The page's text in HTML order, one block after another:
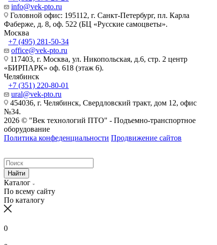
info@vek-pto.ru
Головной офис: 195112, г. Санкт-Петербург, пл. Карла
Фаберже, д. 8, оф. 522 (БЦ «Русские самоцветы».
Москва
+7 (495) 281-50-34
office@vek-pto.ru
117403, г. Москва, ул. Никопольская, д.6, стр. 2 центр
«БИРПАРК» оф. 618 (этаж 6).
Челябинск
+7 (351) 220-80-01
ural@vek-pto.ru
454036, г. Челябинск, Свердловский тракт, дом 12, офис
№34.
2026 © "Век технологий ПТО" - Подъемно-транспортное
оборудование
Политика конфеденциальности Продвижение сайтов
Найти
Каталог
По всему сайту
По каталогу
0